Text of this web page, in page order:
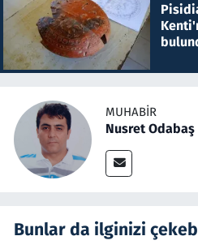
MUHABIR
Nusret Odabaş
Bunlar da ilginizi